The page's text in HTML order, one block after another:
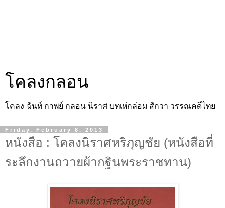
โคลงกลอน
โคลง ฉันท์ กาพย์ กลอน นิราศ บทเห่กล่อม สักวา วรรณคดีไทย
Friday, February 8, 2013
หนังสือ : โคลงนิราศหริภุญชัย (หนังสือที่
ระลึกงานถวายผ้ากฐินพระราชทาน)